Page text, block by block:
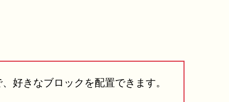
好きなブロックを配置できます。